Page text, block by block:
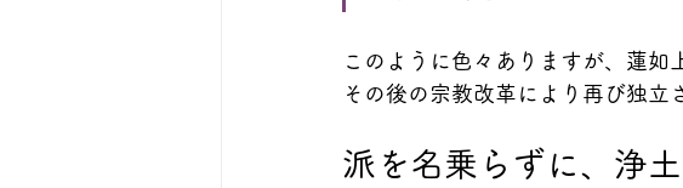
このように色々ありますが、蓮如
その後の宗教改革により再び独立
派を名乗らずに、浄